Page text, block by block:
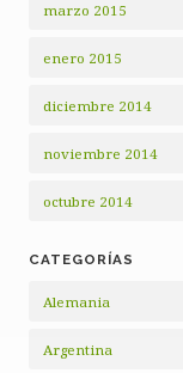
marzo 2015
enero 2015
diciembre 2014
noviembre 2014
octubre 2014
CATEGORÍAS
Alemania
Argentina